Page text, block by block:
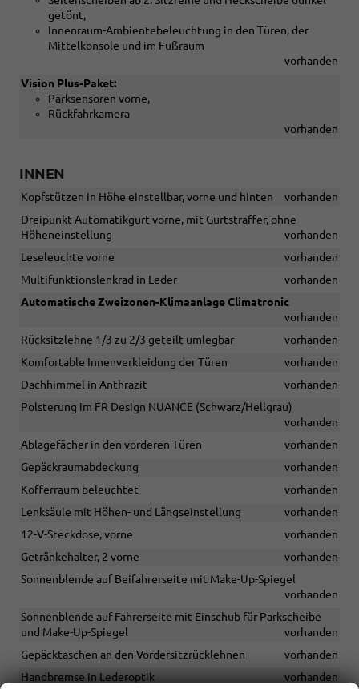
getönt,
Innenraum-Ambientebeleuchtung in den Türen, der
Mittelkonsole und im Fußraum
vorhanden
Vision Plus-Paket:
Parksensoren vorne,
Rückfahrkamera
vorhanden
INNEN
Kopfstützen in Höhe einstellbar, vorne und hinten
vorhanden
Dreipunkt-Automatikgurt vorne, mit Gurtstraffer, ohne
Höheneinstellung
vorhanden
Leseleuchte vorne
vorhanden
Multifunktionslenkrad in Leder
vorhanden
Automatische Zweizonen-Klimaanlage Climatronic
vorhanden
Rücksitzlehne 1/3 zu 2/3 geteilt umlegbar
vorhanden
Komfortable Innenverkleidung der Türen
vorhanden
Dachhimmel in Anthrazit
vorhanden
Polsterung im FR Design NUANCE (Schwarz/Hellgrau)
vorhanden
Ablagefächer in den vorderen Türen
vorhanden
Gepäckraumabdeckung
vorhanden
Kofferraum beleuchtet
vorhanden
Lenksäule mit Höhen- und Längseinstellung
vorhanden
12-V-Steckdose, vorne
vorhanden
Getränkehalter, 2 vorne
vorhanden
Sonnenblende auf Beifahrerseite mit Make-Up-Spiegel
vorhanden
Sonnenblende auf Fahrerseite mit Einschub für Parkscheibe
und Make-Up-Spiegel
vorhanden
Gepäcktaschen an den Vordersitzrücklehnen
vorhanden
Handbremse in Lederoptik
vorhanden